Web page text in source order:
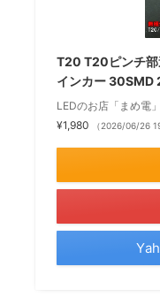
T20 T20ピンチ部
インカー 30SMD
LEDのお店「まめ電」
¥1,980
（2026/06/26